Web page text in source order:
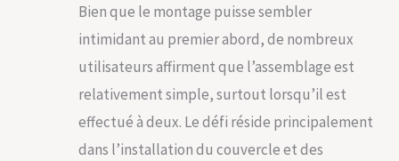
rangement de
coussin d'extérieur
comprend des
poignées latérales
pour un transport
facile, un couvercle
qui peut être
sécurisé (verrou non
Bien que le montage puisse sembler
intimidant au premier abord, de nombreux
utilisateurs affirment que l’assemblage est
relativement simple, surtout lorsqu’il est
effectué à deux. Le défi réside principalement
dans l’installation du couvercle et des